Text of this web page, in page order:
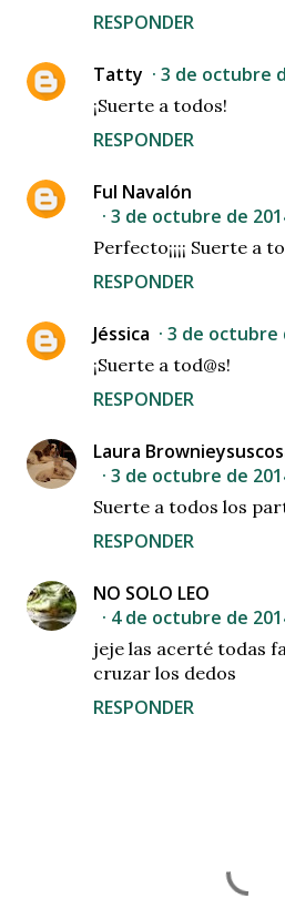
RESPONDER
Tatty 3 de octubre
¡Suerte a todos!
RESPONDER
Ful Navalón
3 de octubre de
Perfecto¡¡¡¡ Suerte a
RESPONDER
Jéssica 3 de octubre
¡Suerte a tod@s!
RESPONDER
Laura
3 de octubre de
Suerte a todos los
RESPONDER
NO SOLO LEO
4 de octubre de
jeje las acerté todas
cruzar los dedos
RESPONDER